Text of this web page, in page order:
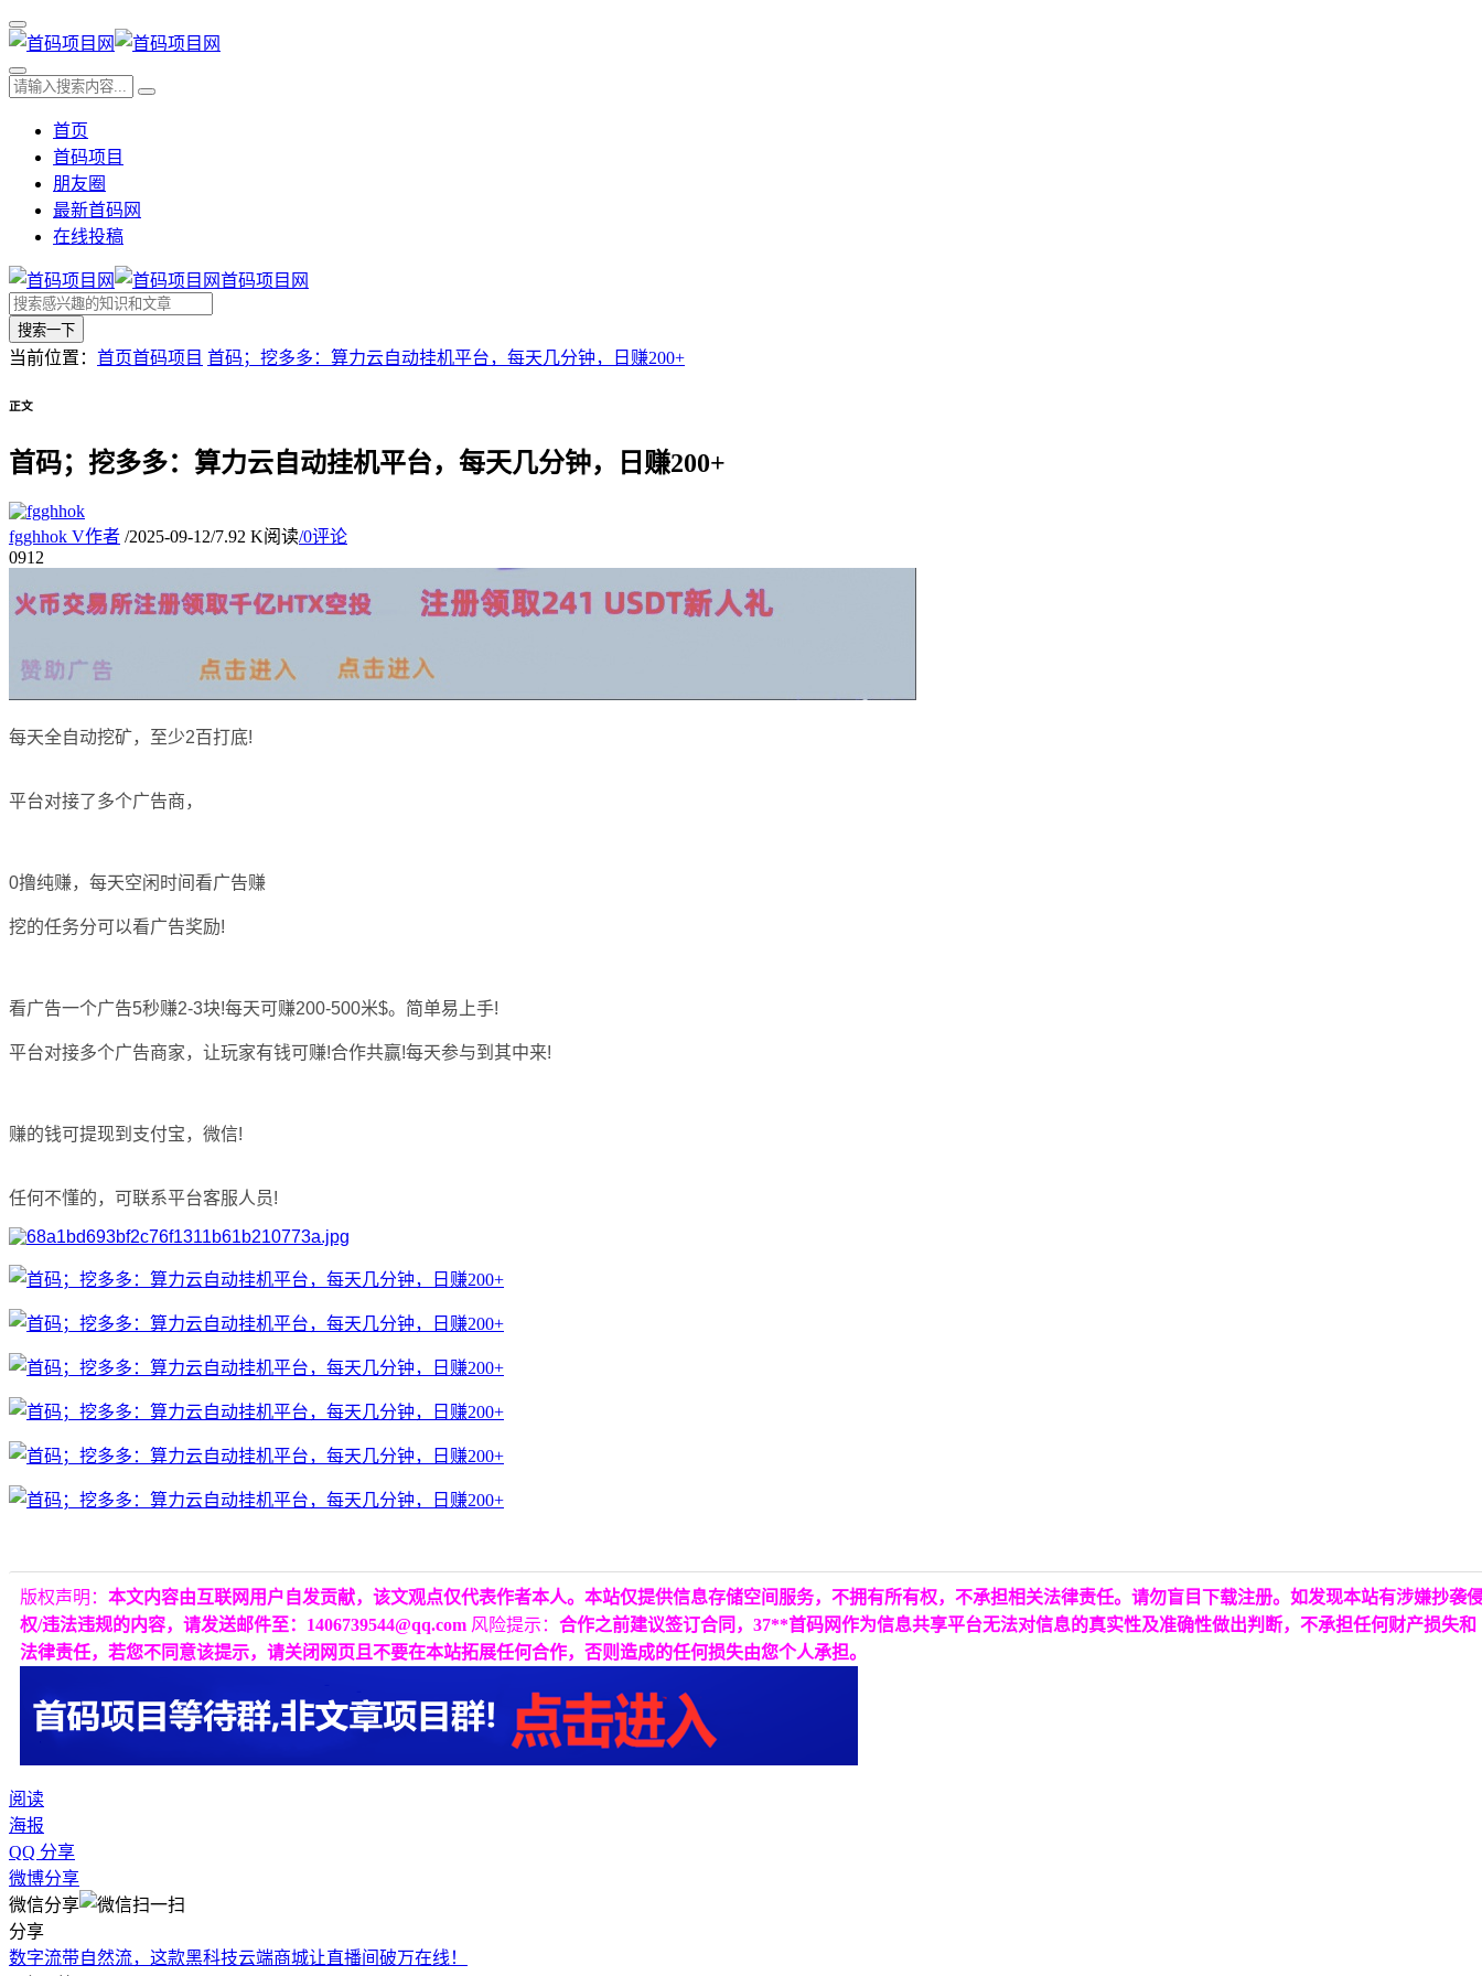
首页
首码项目
朋友圈
最新首码网
在线投稿
首码项目网
搜索一下
当前位置： 首页首码项目 首码；挖多多：算力云自动挂机平台，每天几分钟，日赚200+
正文
首码；挖多多：算力云自动挂机平台，每天几分钟，日赚200+
fgghhok V作者 /2025-09-12/7.92 K阅读/0评论
0912
每天全自动挖矿，至少2百打底!
平台对接了多个广告商，
0撸纯赚，每天空闲时间看广告赚
挖的任务分可以看广告奖励!
看广告一个广告5秒赚2-3块!每天可赚200-500米$。简单易上手!
平台对接多个广告商家，让玩家有钱可赚!合作共赢!每天参与到其中来!
赚的钱可提现到支付宝，微信!
任何不懂的，可联系平台客服人员!
版权声明： 本文内容由互联网用户自发贡献，该文观点仅代表作者本人。本站仅提供信息存储空间服务，不拥有所有权，不承担相关法律责任。请勿盲目下载注册。如发现本站有涉嫌抄袭
权/违法违规的内容，请发送邮件至：1406739544@qq.com 风险提示： 合作之前建议签订合同，37**首码网作为信息共享平台无法对信息的真实性及准确性做出判断，不承担任何财产损失和
法律责任，若您不同意该提示，请关闭网页且不要在本站拓展任何合作，否则造成的任何损失由您个人承担。
阅读
海报
QQ 分享
微博分享
微信分享
分享
数字流带自然流，这款黑科技云端商城让直播间破万在线！